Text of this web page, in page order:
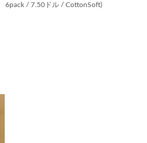
6pack / 7.50ドル / CottonSoft)